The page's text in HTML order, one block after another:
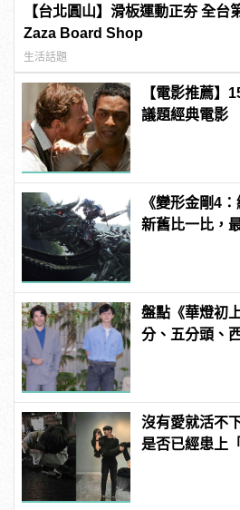
【台北圓山】滑板運動正夯 全台
Zaza Board Shop
生活話題
【電影推薦】
議題經典電影
《變形金剛4
新舊比一比，
盤點《華燈初
分、五分頭、
沒有愛就活不
是否已經患上